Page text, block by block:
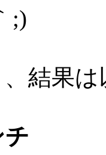
;)
結果は